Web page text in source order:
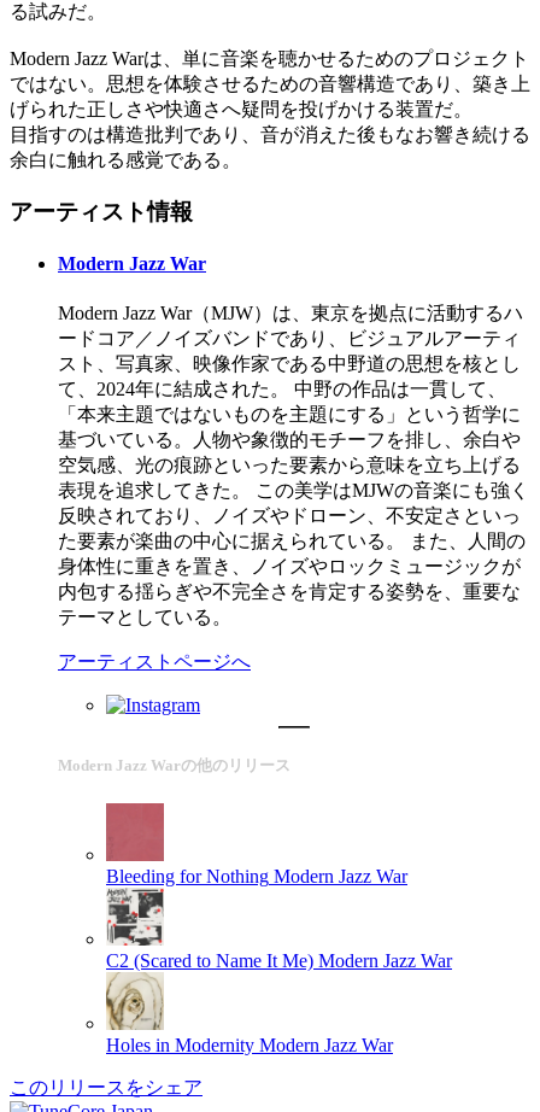
る試みだ。
Modern Jazz Warは、単に音楽を聴かせるためのプロジェクト
ではない。思想を体験させるための音響構造であり、築き上
げられた正しさや快適さへ疑問を投げかける装置だ。
目指すのは構造批判であり、音が消えた後もなお響き続ける
余白に触れる感覚である。
アーティスト情報
Modern Jazz War
Modern Jazz War（MJW）は、東京を拠点に活動するハ
ードコア／ノイズバンドであり、ビジュアルアーティ
スト、写真家、映像作家である中野道の思想を核とし
て、2024年に結成された。 中野の作品は一貫して、
「本来主題ではないものを主題にする」という哲学に
基づいている。人物や象徴的モチーフを排し、余白や
空気感、光の痕跡といった要素から意味を立ち上げる
表現を追求してきた。 この美学はMJWの音楽にも強く
反映されており、ノイズやドローン、不安定さといっ
た要素が楽曲の中心に据えられている。 また、人間の
身体性に重きを置き、ノイズやロックミュージックが
内包する揺らぎや不完全さを肯定する姿勢を、重要な
テーマとしている。
アーティストページへ
Modern Jazz Warの他のリリース
Bleeding for Nothing Modern Jazz War
C2 (Scared to Name It Me) Modern Jazz War
Holes in Modernity Modern Jazz War
このリリースをシェア